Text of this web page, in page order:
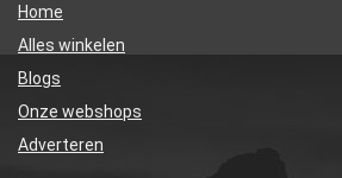
Home
Alles winkelen
Blogs
Onze webshops
Adverteren